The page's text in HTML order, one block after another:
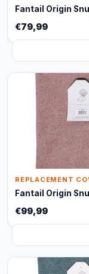
Fantail Origin
€79,99
REPLACEMENT
Fantail Origin
€99,99